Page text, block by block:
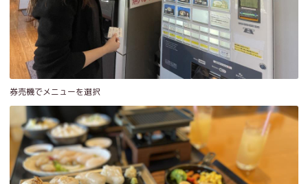
券売機でメニューを選択